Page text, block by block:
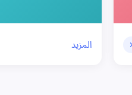
المزيد